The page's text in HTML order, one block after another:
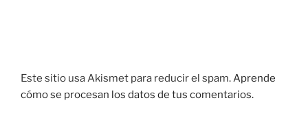
Este sitio usa Akismet para reducir el spam.Aprende
cómo se procesan los datos de tus comentarios.